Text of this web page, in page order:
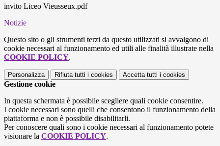
invito Liceo Vieusseux.pdf
Notizie
Questo sito o gli strumenti terzi da questo utilizzati si avvalgono di
cookie necessari al funzionamento ed utili alle finalità illustrate nella
COOKIE POLICY.
Personalizza Rifiuta tutti i cookies Accetta tutti i cookies
Gestione cookie
In questa schermata è possibile scegliere quali cookie consentire.
I cookie necessari sono quelli che consentono il funzionamento della
piattaforma e non è possibile disabilitarli.
Per conoscere quali sono i cookie necessari al funzionamento potete
visionare la COOKIE POLICY.